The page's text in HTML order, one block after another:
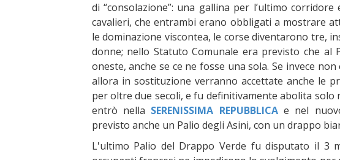
di “consolazione”: una gallina per l’ultimo
cavalieri, che entrambi erano obbligati a mostrare
le dominazione viscontea, le corse diventarono tre,
donne; nello Statuto Comunale era previsto che al
oneste, anche se ce ne fosse una sola. Se invece
allora in sostituzione verranno accettate anche le
per oltre due secoli, e fu definitivamente abolita solo
entrò nella SERENISSIMA REPUBBLICAe nel
previsto anche un Palio degli Asini, con un drappo
L'ultimo Palio del Drappo Verde fu disputato il 3